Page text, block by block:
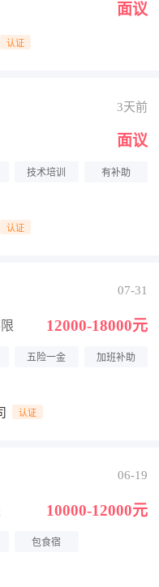
面议
认证
3天前
面议
技术培训 有补助
认证
07-31
12000-18000元
五险一金 加班补助
认证
06-19
10000-12000元
包食宿